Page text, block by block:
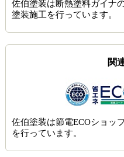
佐伯塗装は断熱塗料ガイナ
塗装施工を行っています。
関
佐伯塗装は節電ECOショッ
を行っています。